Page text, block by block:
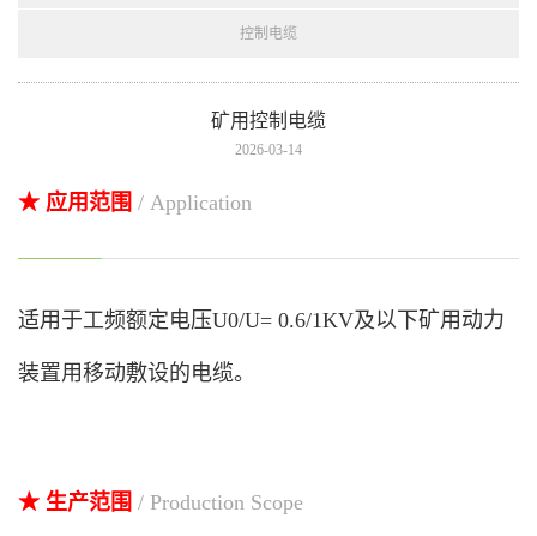
控制电缆
矿用控制电缆
2026-03-14
★ 应用范围 / Application
适用于工频额定电压U0/U= 0.6/1KV及以下矿用动力
装置用移动敷设的电缆。
★ 生产范围 / Production Scope